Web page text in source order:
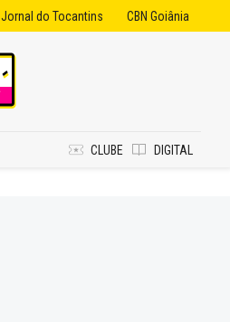
Jornal do Tocantins CBN Goiânia
CLUBE DIGITAL